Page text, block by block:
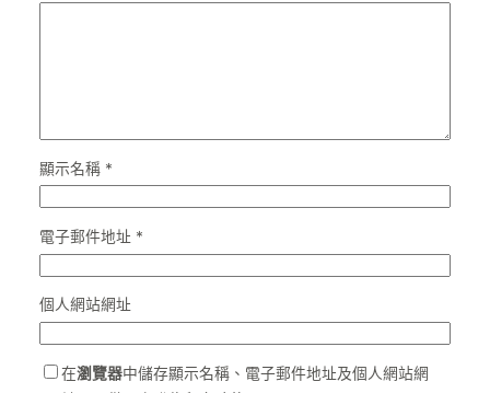
顯示名稱 *
電子郵件地址 *
個人網站網址
在瀏覽器中儲存顯示名稱、電子郵件地址及個人網站網